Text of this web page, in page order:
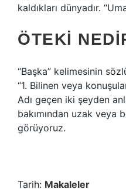
kaldıkları dünyadır.
ÖTEKI
“Başka” kelimesinin
“1. Bilinen veya
Adı geçen iki şeyden
bakımından uzak veya
görüyoruz.
Tarih: Makaleler